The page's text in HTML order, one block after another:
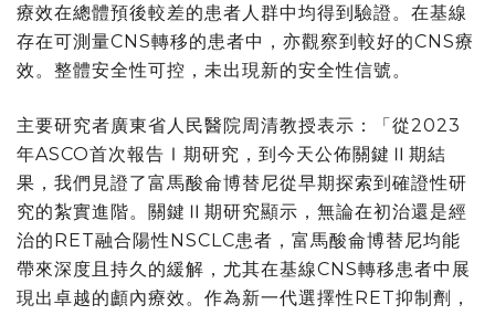
療效在總體預後較差的患者人群中均得到驗證。在基線
存在可測量CNS轉移的患者中，亦觀察到較好的CNS療
效。整體安全性可控，未出現新的安全性信號。
主要研究者廣東省人民醫院周清教授表示：「從2023
年ASCO首次報告Ⅰ期研究，到今天公佈關鍵Ⅱ期結
果，我們見證了富馬酸侖博替尼從早期探索到確證性研
究的紮實進階。關鍵Ⅱ期研究顯示，無論在初治還是經
治的RET融合陽性NSCLC患者，富馬酸侖博替尼均能
帶來深度且持久的緩解，尤其在基線CNS轉移患者中展
現出卓越的顱內療效。作為新一代選擇性RET抑制劑，